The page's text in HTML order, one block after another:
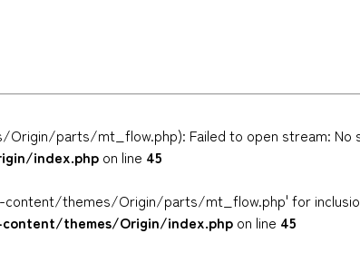
parts/mt_flow.php): Failed to open stream: No
index.php on line 45
content/themes/Origin/parts/mt_flow.php' for
themes/Origin/index.php on line 45